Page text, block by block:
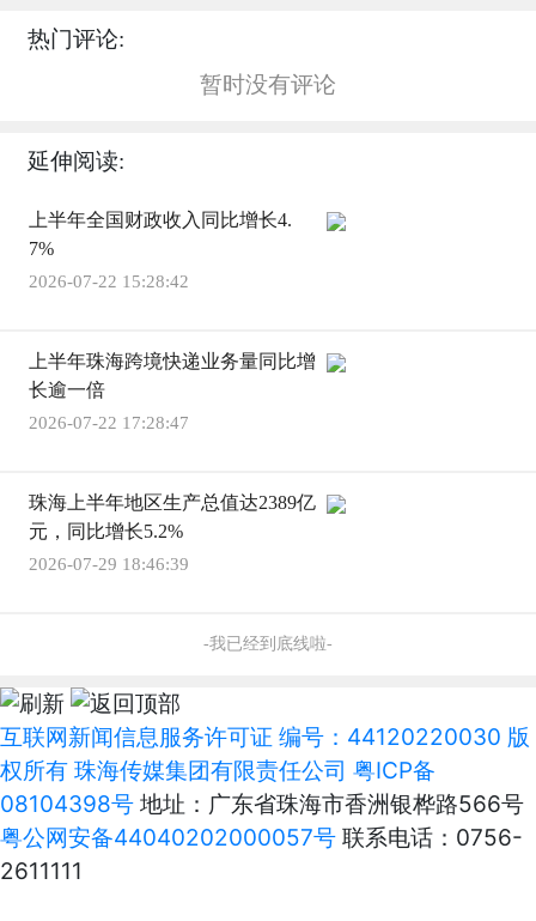
热门评论:
暂时没有评论
延伸阅读:
上半年全国财政收入同比增长4.
7%
2026-07-22 15:28:42
上半年珠海跨境快递业务量同比增
长逾一倍
2026-07-22 17:28:47
珠海上半年地区生产总值达2389亿
元，同比增长5.2%
2026-07-29 18:46:39
-我已经到底线啦-
互联网新闻信息服务许可证 编号：44120220030 版
权所有 珠海传媒集团有限责任公司 粤ICP备
08104398号 地址：广东省珠海市香洲银桦路566号
粤公网安备44040202000057号 联系电话：0756-
2611111